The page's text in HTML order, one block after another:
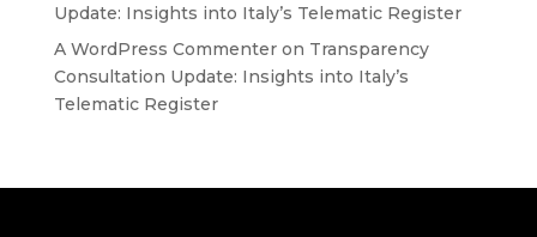
Update: Insights into Italy’s Telematic Register
A WordPress Commenteron Transparency
Consultation Update: Insights into Italy’s
Telematic Register